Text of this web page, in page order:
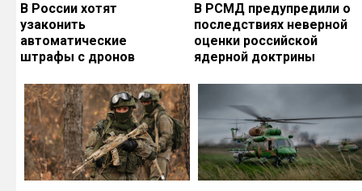
В России хотят
узаконить
автоматические
штрафы с дронов
В РСМД предупредили о
последствиях неверной
оценки российской
ядерной доктрины